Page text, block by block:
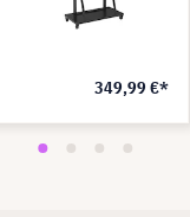
349,99 €*